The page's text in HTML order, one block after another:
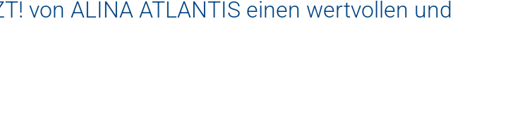
von ALINA ATLANTIS einen wertvollen und